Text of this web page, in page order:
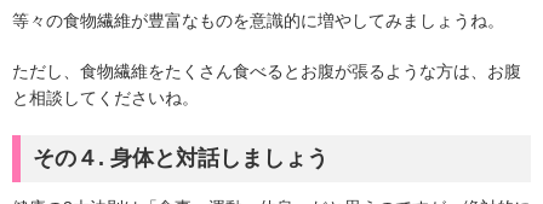
等々の食物繊維が豊富なものを意識的に増やしてみましょうね。
ただし、食物繊維をたくさん食べるとお腹が張るような方は、お腹
と相談してくださいね。
その４. 身体と対話しましょう